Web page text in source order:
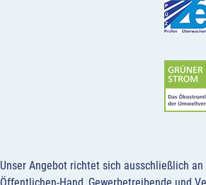
Unser Angebot richtet sich ausschließlich an